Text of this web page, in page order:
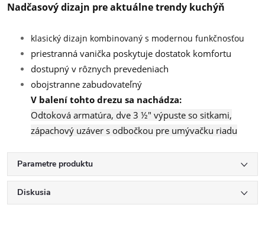
Nadčasový dizajn pre aktuálne trendy kuchýň
klasický dizajn kombinovaný s modernou funkčnosťou
priestranná vanička poskytuje dostatok komfortu
dostupný v rôznych prevedeniach
obojstranne zabudovateľný
V balení tohto drezu sa nachádza:
Odtoková armatúra, dve 3 ½" výpuste so sitkami,
zápachový uzáver s odbočkou pre umývačku riadu
Parametre produktu
Diskusia